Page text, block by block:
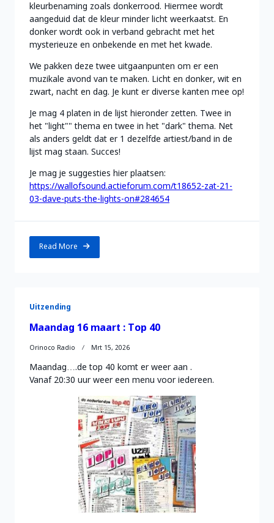
kleurbenaming zoals donkerrood. Hiermee wordt
aangeduid dat de kleur minder licht weerkaatst. En
donker wordt ook in verband gebracht met het
mysterieuze en onbekende en met het kwade.
We pakken deze twee uitgaanpunten om er een
muzikale avond van te maken. Licht en donker, wit en
zwart, nacht en dag. Je kunt er diverse kanten mee op!
Je mag 4 platen in de lijst hieronder zetten. Twee in
het "light"" thema en twee in het "dark" thema. Net
als anders geldt dat er 1 dezelfde artiest/band in de
lijst mag staan. Succes!
Je mag je suggesties hier plaatsen:
https://wallofsound.actieforum.com/t18652-zat-21-
03-dave-puts-the-lights-on#284654
Read More
Uitzending
Maandag 16 maart : Top 40
Orinoco Radio Mrt 15, 2026
Maandag….de top 40 komt er weer aan .
Vanaf 20:30 uur weer een menu voor iedereen.